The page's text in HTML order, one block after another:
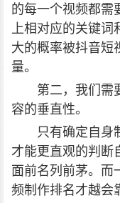
的每一个视频都需
上相对应的关键
大的概率被抖音短
量。
第二，我们需
容的垂直性。
只有确定自身
才能更直观的判断
面前名列前茅。而
频制作排名才越会